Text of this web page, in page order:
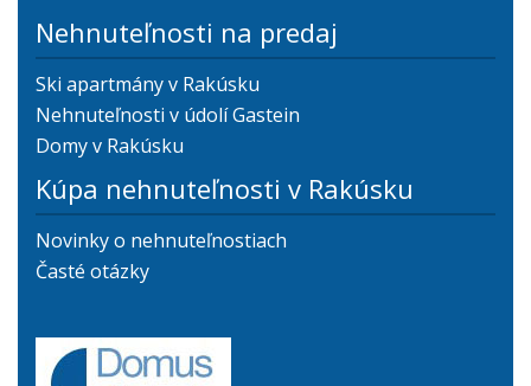
Nehnuteľnosti na predaj
Ski apartmány v Rakúsku
Nehnuteľnosti v údolí Gastein
Domy v Rakúsku
Kúpa nehnuteľnosti v Rakúsku
Novinky o nehnuteľnostiach
Časté otázky